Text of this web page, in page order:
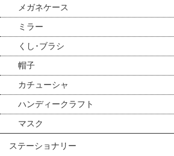
メガネケース
ミラー
くし･ブラシ
帽子
カチューシャ
ハンディークラフト
マスク
ステーショナリー